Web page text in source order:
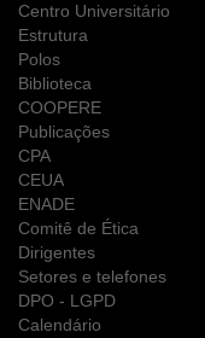
Centro Universitário
Estrutura
Polos
Biblioteca
COOPERE
Publicações
CPA
CEUA
ENADE
Comitê de Ética
Dirigentes
Setores e telefones
DPO - LGPD
Calendário